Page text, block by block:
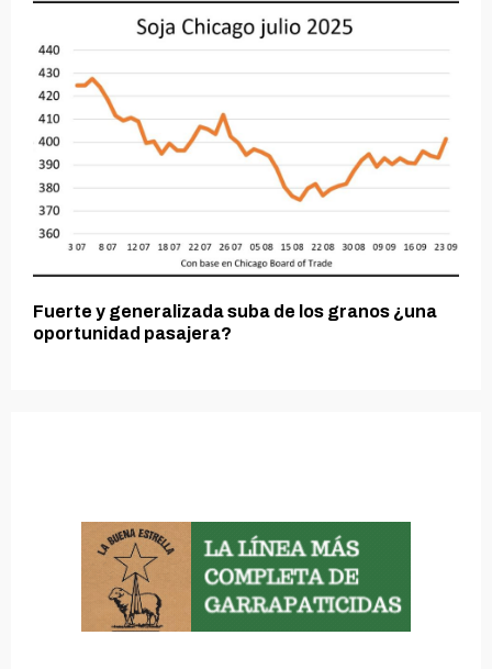
Fuerte y generalizada suba de los granos ¿una
oportunidad pasajera?